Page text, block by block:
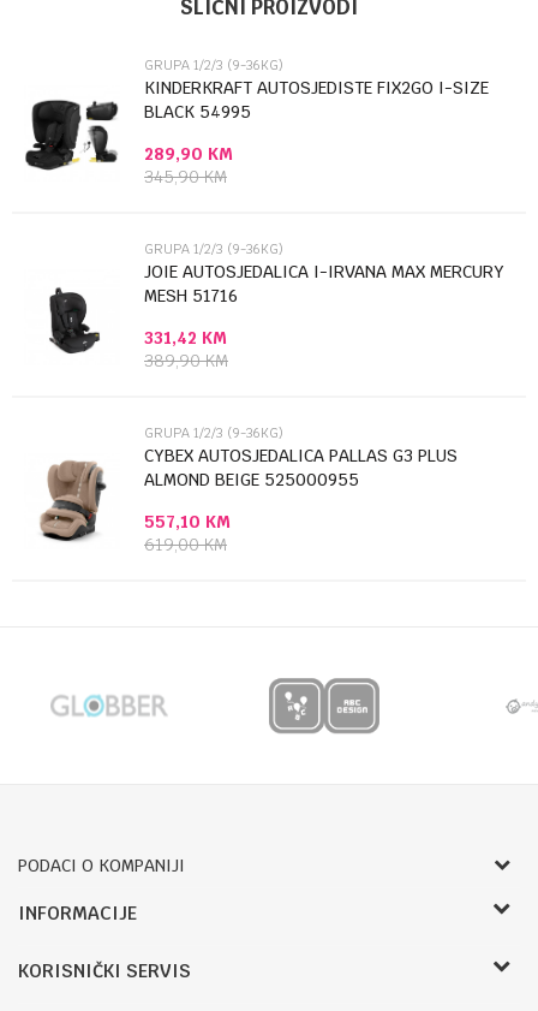
Poruka
Anti-spam zaštita - izračunajte koliko je 9 - 4 :
SLIČNI PROIZVODI
GRUPA 1/2/3 (9-36KG)
KINDERKRAFT AUTOSJEDISTE FIX2GO I-SIZE
BLACK 54995
289,90 KM
345,90KM
GRUPA 1/2/3 (9-36KG)
JOIE AUTOSJEDALICA I-IRVANA MAX MERCURY
MESH 51716
331,42 KM
389,90KM
GRUPA 1/2/3 (9-36KG)
CYBEX AUTOSJEDALICA PALLAS G3 PLUS
ALMOND BEIGE 525000955
557,10 KM
619,00KM
PODACI O KOMPANIJI
Bojprom d.o.o.
Pave Radana 16
INFORMACIJE
O nama
KORISNIČKI SERVIS